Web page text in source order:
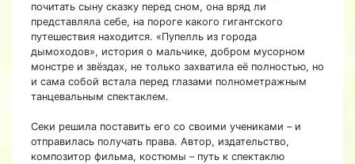
почитать сыну сказку перед сном, она вряд ли
представляла себе, на пороге какого гигантского
путешествия находится. «Пупелль из города
дымоходов», история о мальчике, добром мусорном
монстре и звёздах, не только захватила её полностью, но
и сама собой встала перед глазами полнометражным
танцевальным спектаклем.
Секи решила поставить его со своими учениками – и
отправилась получать права. Автор, издательство,
композитор фильма, костюмы – путь к спектаклю